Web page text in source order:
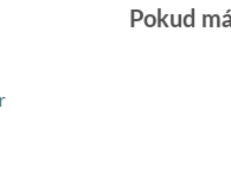
Pokud